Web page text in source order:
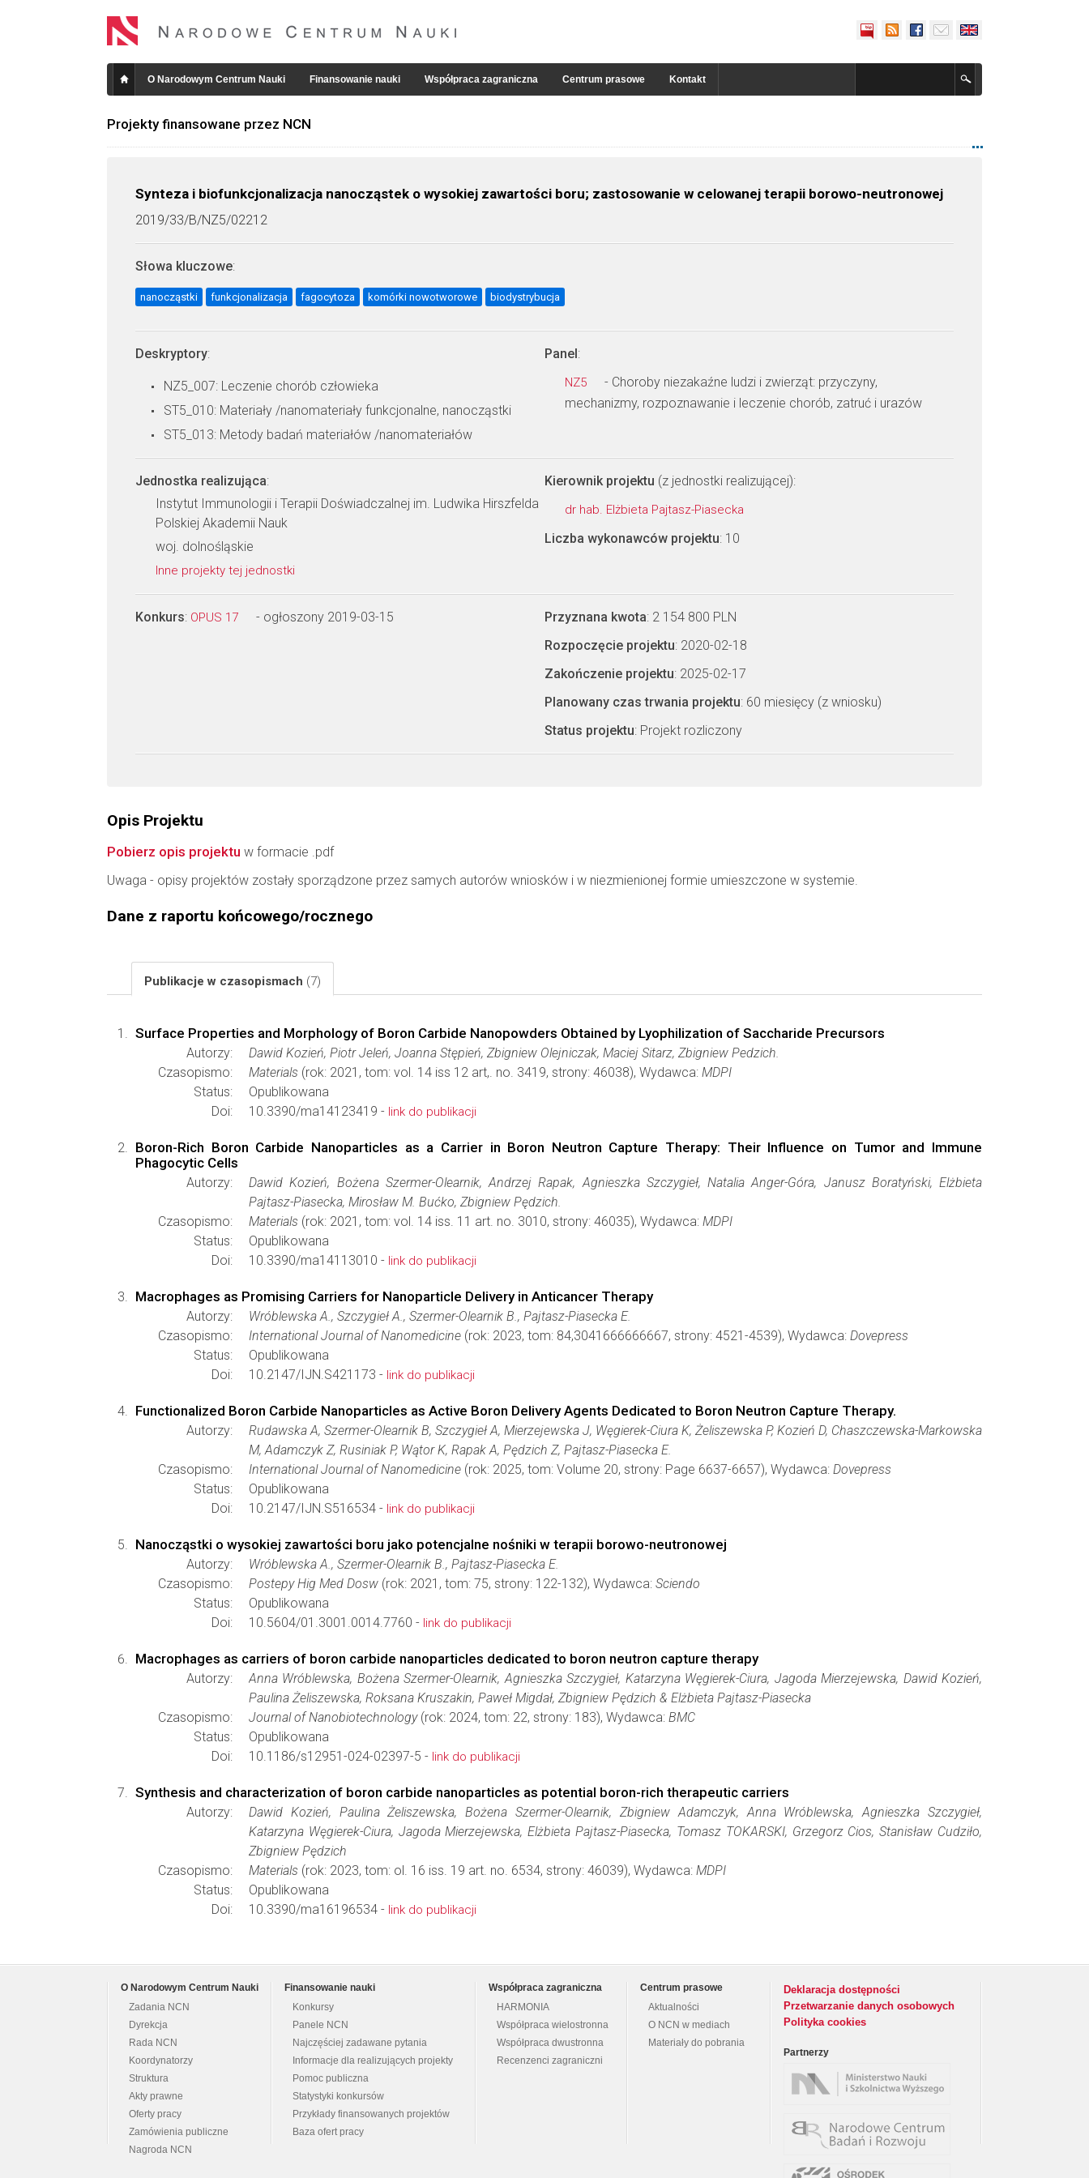
O Narodowym Centrum Nauki Finansowanie nauki Współpraca zagraniczna Centrum prasowe Kontakt
Projekty finansowane przez NCN
Synteza i biofunkcjonalizacja nanocząstek o wysokiej zawartości boru; zastosowanie w celowanej terapii borowo-neutronowej
2019/33/B/NZ5/02212
Słowa kluczowe:
nanocząstki funkcjonalizacja fagocytoza komórki nowotworowe biodystrybucja
Deskryptory:
NZ5_007: Leczenie chorób człowieka
ST5_010: Materiały /nanomateriały funkcjonalne, nanocząstki
ST5_013: Metody badań materiałów /nanomateriałów
Panel:
NZ5
- Choroby niezakaźne ludzi i zwierząt: przyczyny,
mechanizmy, rozpoznawanie i leczenie chorób, zatruć i urazów
Jednostka realizująca:
Instytut Immunologii i Terapii Doświadczalnej im. Ludwika Hirszfelda
Polskiej Akademii Nauk
woj. dolnośląskie
Inne projekty tej jednostki
Kierownik projektu (z jednostki realizującej):
dr hab. Elżbieta Pajtasz-Piasecka
Liczba wykonawców projektu: 10
Konkurs: OPUS 17 - ogłoszony 2019-03-15 Przyznana kwota: 2 154 800 PLN
Rozpoczęcie projektu: 2020-02-18
Zakończenie projektu: 2025-02-17
Planowany czas trwania projektu: 60 miesięcy (z wniosku)
Status projektu: Projekt rozliczony
Opis Projektu
Pobierz opis projektu w formacie .pdf
Uwaga - opisy projektów zostały sporządzone przez samych autorów wniosków i w niezmienionej formie umieszczone w systemie.
Dane z raportu końcowego/rocznego
Publikacje w czasopismach (7)
Surface Properties and Morphology of Boron Carbide Nanopowders Obtained by Lyophilization of Saccharide Precursors
Autorzy:
Dawid Kozień, Piotr Jeleń, Joanna Stępień, Zbigniew Olejniczak, Maciej Sitarz, Zbigniew Pedzich.
Czasopismo:
Materials (rok: 2021, tom: vol. 14 iss 12 art,. no. 3419, strony: 46038), Wydawca: MDPI
Status:
Opublikowana
Doi:
10.3390/ma14123419 - link do publikacji
Boron-Rich Boron Carbide Nanoparticles as a Carrier in Boron Neutron Capture Therapy: Their Influence on Tumor and Immune
Phagocytic Cells
Autorzy:
Dawid Kozień, Bożena Szermer-Olearnik, Andrzej Rapak, Agnieszka Szczygieł, Natalia Anger-Góra, Janusz Boratyński, Elżbieta
Pajtasz-Piasecka, Mirosław M. Bućko, Zbigniew Pędzich.
Czasopismo:
Materials (rok: 2021, tom: vol. 14 iss. 11 art. no. 3010, strony: 46035), Wydawca: MDPI
Status:
Opublikowana
Doi:
10.3390/ma14113010 - link do publikacji
Macrophages as Promising Carriers for Nanoparticle Delivery in Anticancer Therapy
Autorzy:
Wróblewska A., Szczygieł A., Szermer-Olearnik B., Pajtasz-Piasecka E.
Czasopismo:
International Journal of Nanomedicine (rok: 2023, tom: 84,3041666666667, strony: 4521-4539), Wydawca: Dovepress
Status:
Opublikowana
Doi:
10.2147/IJN.S421173 - link do publikacji
Functionalized Boron Carbide Nanoparticles as Active Boron Delivery Agents Dedicated to Boron Neutron Capture Therapy.
Autorzy:
Rudawska A, Szermer-Olearnik B, Szczygieł A, Mierzejewska J, Węgierek-Ciura K, Żeliszewska P, Kozień D, Chaszczewska-Markowska
M, Adamczyk Z, Rusiniak P, Wątor K, Rapak A, Pędzich Z, Pajtasz-Piasecka E.
Czasopismo:
International Journal of Nanomedicine (rok: 2025, tom: Volume 20, strony: Page 6637-6657), Wydawca: Dovepress
Status:
Opublikowana
Doi:
10.2147/IJN.S516534 - link do publikacji
Nanocząstki o wysokiej zawartości boru jako potencjalne nośniki w terapii borowo-neutronowej
Autorzy:
Wróblewska A., Szermer-Olearnik B., Pajtasz-Piasecka E.
Czasopismo:
Postepy Hig Med Dosw (rok: 2021, tom: 75, strony: 122-132), Wydawca: Sciendo
Status:
Opublikowana
Doi:
10.5604/01.3001.0014.7760 - link do publikacji
Macrophages as carriers of boron carbide nanoparticles dedicated to boron neutron capture therapy
Autorzy:
Anna Wróblewska, Bożena Szermer-Olearnik, Agnieszka Szczygieł, Katarzyna Węgierek-Ciura, Jagoda Mierzejewska, Dawid Kozień,
Paulina Żeliszewska, Roksana Kruszakin, Paweł Migdał, Zbigniew Pędzich & Elżbieta Pajtasz-Piasecka
Czasopismo:
Journal of Nanobiotechnology(rok: 2024, tom: 22, strony: 183), Wydawca: BMC
Status:
Opublikowana
Doi:
10.1186/s12951-024-02397-5 - link do publikacji
Synthesis and characterization of boron carbide nanoparticles as potential boron-rich therapeutic carriers
Autorzy:
Dawid Kozień, Paulina Żeliszewska, Bożena Szermer-Olearnik, Zbigniew Adamczyk, Anna Wróblewska, Agnieszka Szczygieł,
Katarzyna Węgierek-Ciura, Jagoda Mierzejewska, Elżbieta Pajtasz-Piasecka, Tomasz TOKARSKI, Grzegorz Cios, Stanisław Cudziło,
Zbigniew Pędzich
Czasopismo:
Materials (rok: 2023, tom: ol. 16 iss. 19 art. no. 6534, strony: 46039), Wydawca: MDPI
Status:
Opublikowana
Doi:
10.3390/ma16196534 - link do publikacji
O Narodowym Centrum Nauki
Zadania NCN
Dyrekcja
Rada NCN
Koordynatorzy
Struktura
Akty prawne
Oferty pracy
Zamówienia publiczne
Nagroda NCN
Finansowanie nauki
Konkursy
Panele NCN
Najczęściej zadawane pytania
Informacje dla realizujących projekty
Pomoc publiczna
Statystyki konkursów
Przykłady finansowanych projektów
Baza ofert pracy
Współpraca zagraniczna
HARMONIA
Współpraca wielostronna
Współpraca dwustronna
Recenzenci zagraniczni
Centrum prasowe
Aktualności
O NCN w mediach
Materiały do pobrania
Deklaracja dostępności
Przetwarzanie danych osobowych
Polityka cookies
Partnerzy